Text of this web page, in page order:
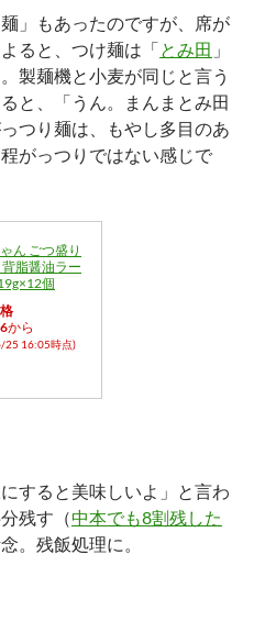
」もあったのですが、席が
ると、つけ麺は「とみ田 」
製麺機と小麦が同じと言う
と、「うん。まんまとみ田
つり麺は、もやし多目のあ
がっつりではない感じで
ん ごつ盛り
脂醤油ラー
個
から
25 16:05時点)
すると美味しいよ」と言わ
残す（中本でも8割残した
。残飯処理に。